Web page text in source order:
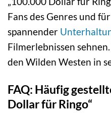
Fans des Genres und
spannender
Filmerlebnissen
den Wilden Westen in
FAQ: Häufig
Dollar für Ringo“